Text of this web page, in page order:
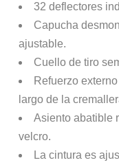
32 deflectores
Capucha
ajustable.
Cuello de tiro
Refuerzo
largo de la
Asiento abatible
velcro.
La cintura es